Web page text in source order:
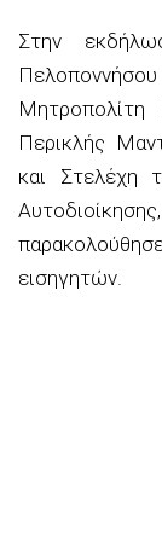
Στην
Μητροπολίτη
Περικλής
και Στελέχη
εισηγητών.